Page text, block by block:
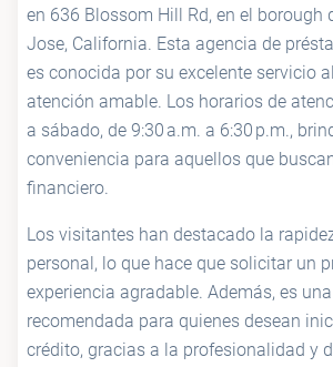
en 636 Blossom Hill Rd, en el borough
Jose, California. Esta agencia de
es conocida por su excelente servicio
atención amable. Los horarios de
a sábado, de 9:30 a.m. a 6:30 p.m.,
conveniencia para aquellos que
financiero.
Los visitantes han destacado la
personal, lo que hace que solicitar un
experiencia agradable. Además, es
recomendada para quienes desean
crédito, gracias a la profesionalidad y